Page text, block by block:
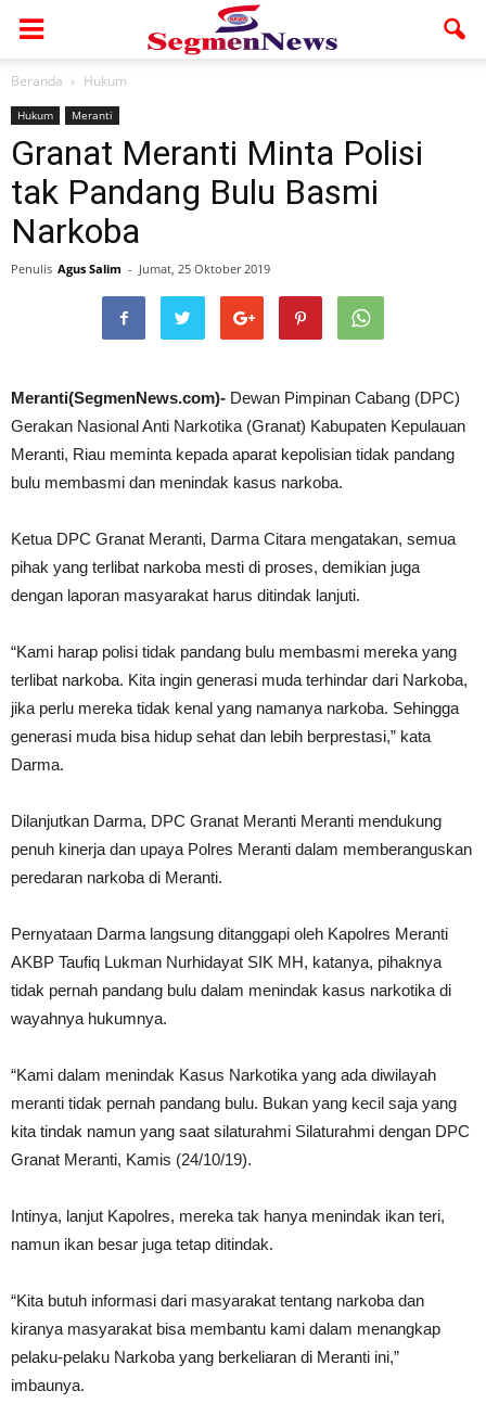
Beranda Hukum
Hukum Meranti
Granat Meranti Minta Polisi
tak Pandang Bulu Basmi
Narkoba
Penulis Agus Salim - Jumat, 25 Oktober 2019
Meranti(SegmenNews.com)- Dewan Pimpinan Cabang (DPC)
Gerakan Nasional Anti Narkotika (Granat) Kabupaten Kepulauan
Meranti, Riau meminta kepada aparat kepolisian tidak pandang
bulu membasmi dan menindak kasus narkoba.
Ketua DPC Granat Meranti, Darma Citara mengatakan, semua
pihak yang terlibat narkoba mesti di proses, demikian juga
dengan laporan masyarakat harus ditindak lanjuti.
“Kami harap polisi tidak pandang bulu membasmi mereka yang
terlibat narkoba. Kita ingin generasi muda terhindar dari Narkoba,
jika perlu mereka tidak kenal yang namanya narkoba. Sehingga
generasi muda bisa hidup sehat dan lebih berprestasi,” kata
Darma.
Dilanjutkan Darma, DPC Granat Meranti Meranti mendukung
penuh kinerja dan upaya Polres Meranti dalam memberanguskan
peredaran narkoba di Meranti.
Pernyataan Darma langsung ditanggapi oleh Kapolres Meranti
AKBP Taufiq Lukman Nurhidayat SIK MH, katanya, pihaknya
tidak pernah pandang bulu dalam menindak kasus narkotika di
wayahnya hukumnya.
“Kami dalam menindak Kasus Narkotika yang ada diwilayah
meranti tidak pernah pandang bulu. Bukan yang kecil saja yang
kita tindak namun yang saat silaturahmi Silaturahmi dengan DPC
Granat Meranti, Kamis (24/10/19).
Intinya, lanjut Kapolres, mereka tak hanya menindak ikan teri,
namun ikan besar juga tetap ditindak.
“Kita butuh informasi dari masyarakat tentang narkoba dan
kiranya masyarakat bisa membantu kami dalam menangkap
pelaku-pelaku Narkoba yang berkeliaran di Meranti ini,”
imbaunya.